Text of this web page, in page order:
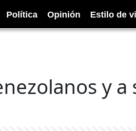
Política Opinión Estilo de
y a